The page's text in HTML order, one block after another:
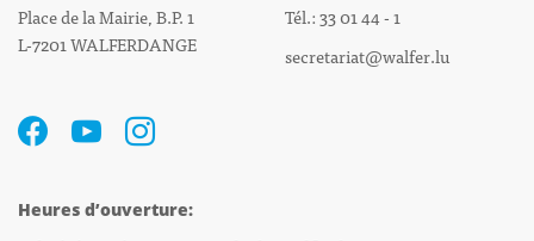
Place de la Mairie, B.P. 1
L-7201 WALFERDANGE
Tél.: 33 01 44 - 1
secretariat@walfer.lu
Heures d’ouverture: